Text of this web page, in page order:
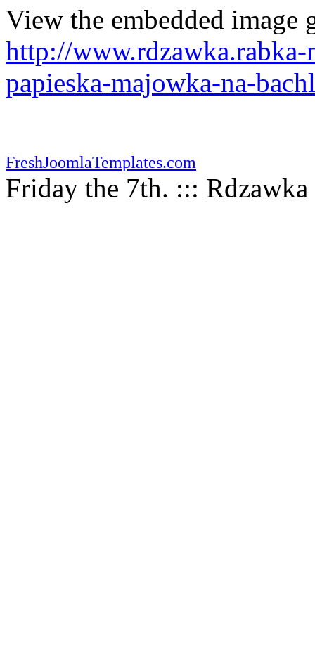
View the embedded image
http://
papieska-majowka-na-
FreshJoomlaTemplates.com
Friday the 7th. ::: Rdzawka